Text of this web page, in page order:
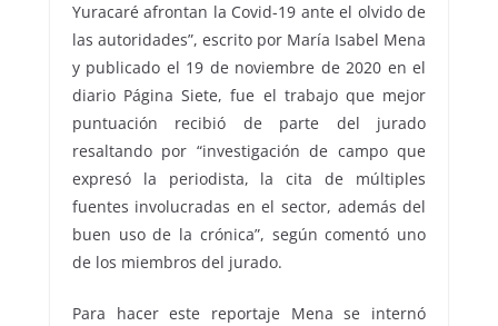
Yuracaré afrontan la Covid-19 ante el olvido de
las autoridades”, escrito por María Isabel Mena
y publicado el 19 de noviembre de 2020 en el
diario Página Siete, fue el trabajo que mejor
puntuación recibió de parte del jurado
resaltando por “investigación de campo que
expresó la periodista, la cita de múltiples
fuentes involucradas en el sector, además del
buen uso de la crónica”, según comentó uno
de los miembros del jurado.
Para hacer este reportaje Mena se internó